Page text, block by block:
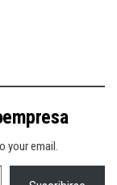
your email.